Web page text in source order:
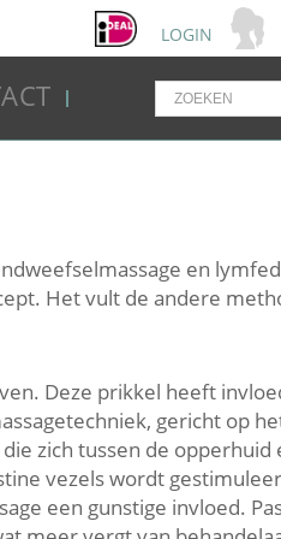
LOGIN
en
Het vult de andere
Deze prikkel heeft
gericht op
zich tussen de opperhuid
vezels wordt
een gunstige invloed.